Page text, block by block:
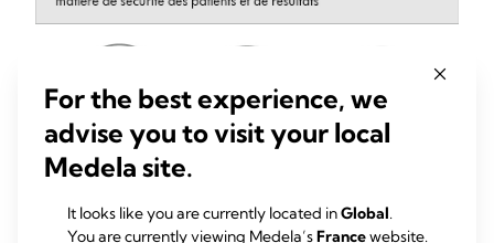
For the best experience, we
advise you to visit your local
Medela site.
It looks like you are currently located inGlobal.
You are currently viewing Medela’sFrancewebsite.